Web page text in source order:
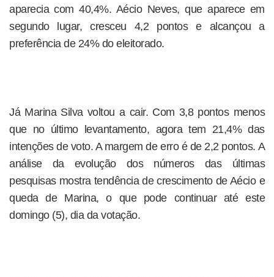
aparecia com 40,4%. Aécio Neves, que aparece em
segundo lugar, cresceu 4,2 pontos e alcançou a
preferência de 24% do eleitorado.
Já Marina Silva voltou a cair. Com 3,8 pontos menos
que no último levantamento, agora tem 21,4% das
intenções de voto. A margem de erro é de 2,2 pontos. A
análise da evolução dos números das últimas
pesquisas mostra tendência de crescimento de Aécio e
queda de Marina, o que pode continuar até este
domingo (5), dia da votação.